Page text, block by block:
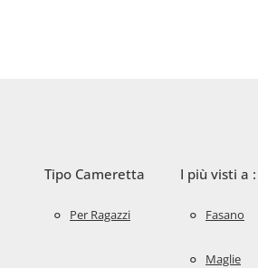
Tipo Cameretta
Per Ragazzi
I più visti a :
Fasano
Maglie